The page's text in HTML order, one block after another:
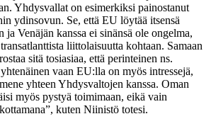
Yhdysvallat on esimerkiksi painostanut
ydinsovun. Se, että EU löytää itsensä
ja Venäjän kanssa ei sinänsä ole ongelma,
liittolaisuutta kohtaan. Samaan
sitä tosiasiaa, että perinteinen ns.
vaan EU:lla on myös intressejä,
yhteen Yhdysvaltojen kanssa. Oman
myös pystyä toimimaan, eikä vain
kuten Niinistö totesi.